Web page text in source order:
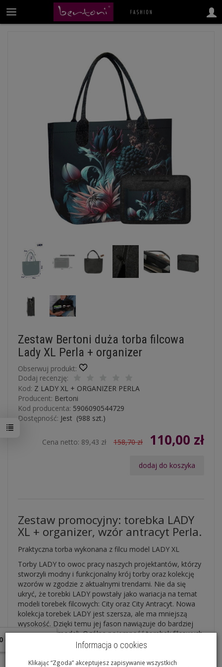
Zestaw Bertoni duża torba filcowa
Lady XL Perla + organizer
Obserwuj produkt:
Dodaj recenzję:
Kod: Z LADY XL + ORGANIZER PERLA
Producent: Bertoni
Kod producenta: 5906090544729
Dostępność: Jest (988 szt.)
Cena netto: 89,43 zł 158,70 zł 110,00 zł
dodaj do koszyka
Zestaw promocyjny: torebka LADY
XL + organizer, wzór antracyt Perla.
Praktyczna torba wykonana z filcu model LADY XL
Torby LADY to owoc pracy naszych projektantów, którzy
stworzyli modny i funkcjonalny krój torby oraz kolekcję
wzorów w zgodzie z aktualnymi trendami. Nie da się
ukryć, że torebki LADY powstały jako wariacja na temat
modeli torebek filcowych: City oraz City Antracyt. Nowa
kolekcja torebek LADY jest szersza, ale ma mniejszą
wysokość. Dzięki temu jej fason nawiązuje do bardziej
klasycznych modeli. Ogólna pojemność torebek filcowych
LADY jest taka sama jak w przypadku modeli CITY.
W czym tkwi wyjątkowość naszych produktów?
W ostatnich 30 dniach produktem interesuje się
Informacja o cookies
Klikając “Zgoda” akceptujesz zapisywanie wszystkich